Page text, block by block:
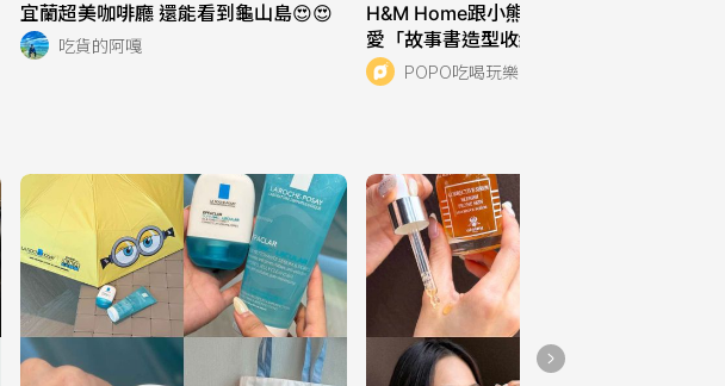
宜蘭超美咖啡廳 還能看到龜山島😍😍
吃貨的阿嘎
H&M Home跟小熊維尼聯名了！超可
愛「故事書造型收納盒、維尼玩偶、餐
盤組」全都想帶回家！
POPO吃喝玩樂